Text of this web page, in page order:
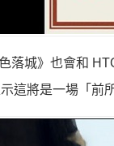
落城》也會和
這將是一場「前